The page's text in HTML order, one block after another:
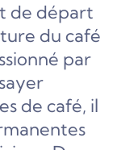
de départ
du café
par
de café, il